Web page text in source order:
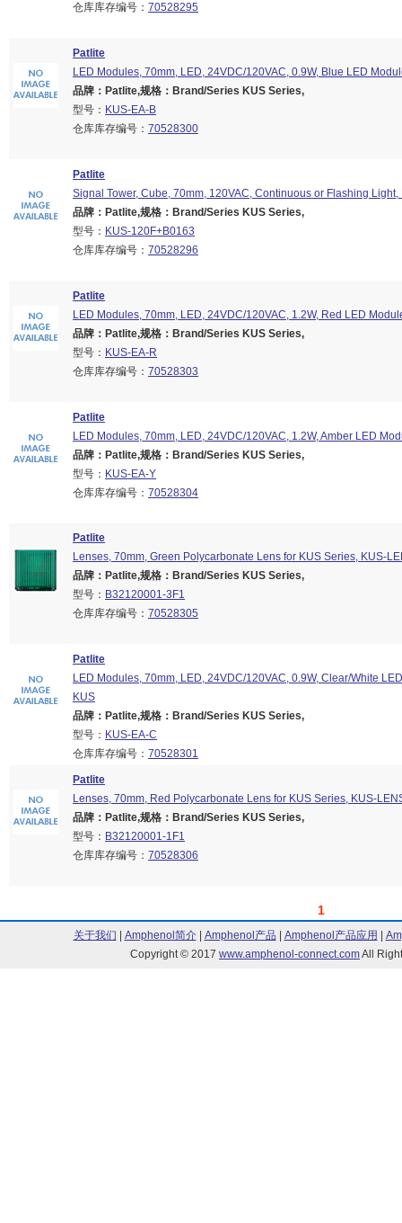
仓库库存编号： 70528295
Patlite
LED Modules, 70mm, LED, 24VDC/120VAC, 0.9W, Blue LED
品牌：Patlite,规格：Brand/Series KUS Series,
型号： KUS-EA-B
仓库库存编号： 70528300
Patlite
Signal Tower, Cube, 70mm, 120VAC, Continuous or Flashing Light,
品牌：Patlite,规格：Brand/Series KUS Series,
型号： KUS-120F+B0163
仓库库存编号： 70528296
Patlite
LED Modules, 70mm, LED, 24VDC/120VAC, 1.2W, Red LED
品牌：Patlite,规格：Brand/Series KUS Series,
型号： KUS-EA-R
仓库库存编号： 70528303
Patlite
LED Modules, 70mm, LED, 24VDC/120VAC, 1.2W, Amber LED
品牌：Patlite,规格：Brand/Series KUS Series,
型号： KUS-EA-Y
仓库库存编号： 70528304
Patlite
Lenses, 70mm, Green Polycarbonate Lens for KUS Series, KUS-
品牌：Patlite,规格：Brand/Series KUS Series,
型号： B32120001-3F1
仓库库存编号： 70528305
Patlite
LED Modules, 70mm, LED, 24VDC/120VAC, 0.9W, Clear/White
KUS
品牌：Patlite,规格：Brand/Series KUS Series,
型号： KUS-EA-C
仓库库存编号： 70528301
Patlite
Lenses, 70mm, Red Polycarbonate Lens for KUS Series, KUS-
品牌：Patlite,规格：Brand/Series KUS Series,
型号： B32120001-1F1
仓库库存编号： 70528306
1
关于我们 Amphenol简介| Amphenol产品 Amphenol产品应用
Copyright © 2017 www.amphenol-connect.comAll